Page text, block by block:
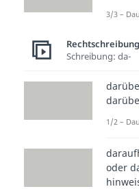
3/3 –
Rechtschreibung
Schreibung: da-
1/2 –
oder